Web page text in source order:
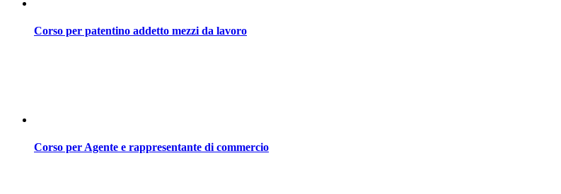
Corso per patentino addetto mezzi da lavoro
Corso per Agente e rappresentante di commercio